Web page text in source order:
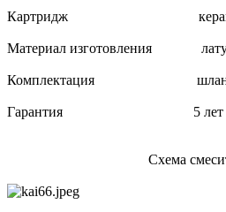
Картридж
Материал изготовления
Комплектация шланг,
Гарантия 5 лет
Схема